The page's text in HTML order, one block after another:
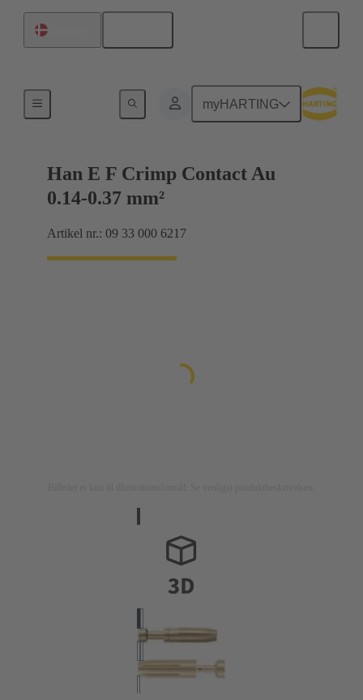
myHARTING
Han E F Crimp Contact Au
0.14-0.37 mm²
Artikel nr.: 09 33 000 6217